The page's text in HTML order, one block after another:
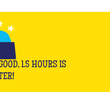
1.5 HOURS IS